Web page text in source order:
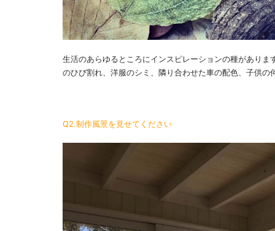
生活のあらゆるところにインスピレーションの種があり
のひび割れ、洋服のシミ、隣り合わせた車の配色、子供の
Q2.制作風景を見せてください